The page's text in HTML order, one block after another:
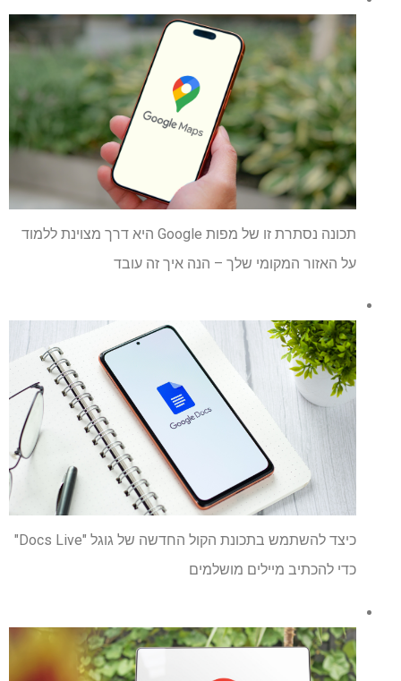
תכונה נסתרת זו של מפות Google היא דרך מצוינת ללמוד
על האזור המקומי שלך – הנה איך זה עובד
כיצד להשתמש בתכונת הקול החדשה של גוגל "Docs Live"
כדי להכתיב מיילים מושלמים